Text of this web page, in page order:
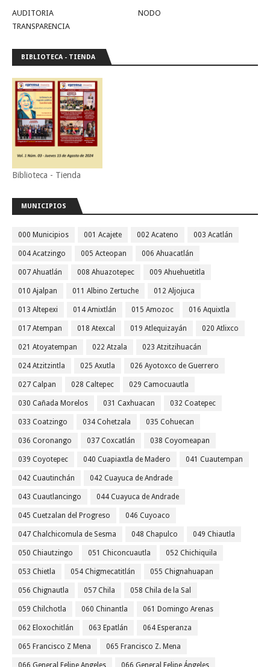
AUDITORIA
NODO
TRANSPARENCIA
BIBLIOTECA - TIENDA
Biblioteca - Tienda
MUNICIPIOS
000 Municipios 001 Acajete 002 Acateno 003 Acatlán
004 Acatzingo 005 Acteopan 006 Ahuacatlán
007 Ahuatlán 008 Ahuazotepec 009 Ahuehuetitla
010 Ajalpan 011 Albino Zertuche 012 Aljojuca
013 Altepexi 014 Amixtlán 015 Amozoc 016 Aquixtla
017 Atempan 018 Atexcal 019 Atlequizayán 020 Atlixco
021 Atoyatempan 022 Atzala 023 Atzitzihuacán
024 Atzitzintla 025 Axutla 026 Ayotoxco de Guerrero
027 Calpan 028 Caltepec 029 Camocuautla
030 Cañada Morelos 031 Caxhuacan 032 Coatepec
033 Coatzingo 034 Cohetzala 035 Cohuecan
036 Coronango 037 Coxcatlán 038 Coyomeapan
039 Coyotepec 040 Cuapiaxtla de Madero 041 Cuautempan
042 Cuautinchán 042 Cuayuca de Andrade
043 Cuautlancingo 044 Cuayuca de Andrade
045 Cuetzalan del Progreso 046 Cuyoaco
047 Chalchicomula de Sesma 048 Chapulco 049 Chiautla
050 Chiautzingo 051 Chiconcuautla 052 Chichiquila
053 Chietla 054 Chigmecatitlán 055 Chignahuapan
056 Chignautla 057 Chila 058 Chila de la Sal
059 Chilchotla 060 Chinantla 061 Domingo Arenas
062 Eloxochitlán 063 Epatlán 064 Esperanza
065 Francisco Z Mena 065 Francisco Z. Mena
066 General Felipe Angeles 066 General Felipe Ángeles